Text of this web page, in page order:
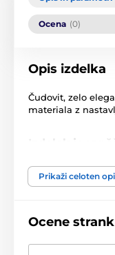
Ocena (0)
Opis izdelka
Čudovit, zelo
materiala z
Izdelek je
Podvezice
Prikaži celoten
Ocene strank